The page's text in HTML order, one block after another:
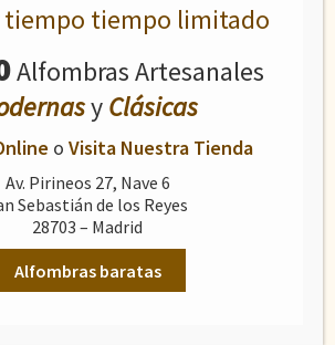
Caucasian
El
precio
original
era:
1.600,00€.
1.100,00
El
precio
Añadir al carrito
tiempo tiempo limitado
Alfombras Artesanales
yClásicas
o Visita Nuestra Tienda
Av. Pirineos 27, Nave 6
Sebastián de los Reyes
28703 – Madrid
Alfombras baratas